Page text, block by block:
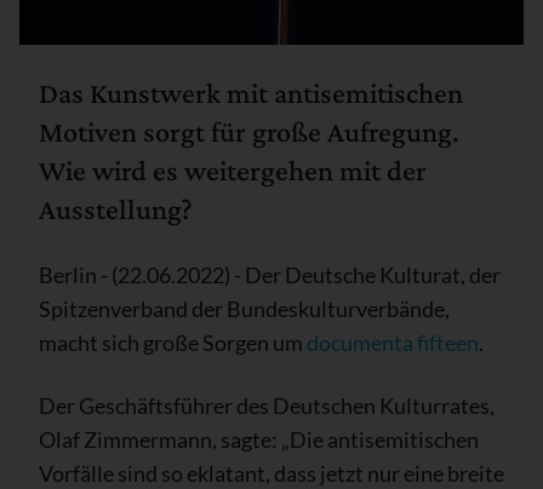
Das Kunstwerk mit antisemitischen
Motiven sorgt für große Aufregung.
Wie wird es weitergehen mit der
Ausstellung?
Berlin - (22.06.2022) - Der Deutsche Kulturat, der
Spitzenverband der Bundeskulturverbände,
macht sich große Sorgen um documenta fifteen.
Der Geschäftsführer des Deutschen Kulturrates,
Olaf Zimmermann, sagte: „Die antisemitischen
Vorfälle sind so eklatant, dass jetzt nur eine breite